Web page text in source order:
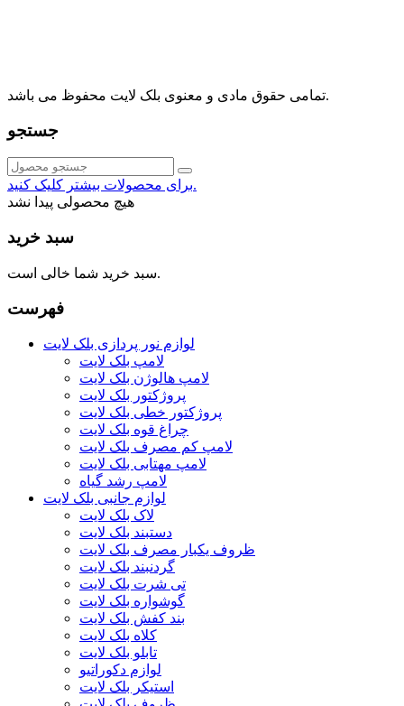
تمامی حقوق مادی و معنوی بلک لایت محفوظ می باشد.
جستجو
برای محصولات بیشتر کلیک کنید.
هیچ محصولی پیدا نشد
سبد خرید
سبد خرید شما خالی است.
فهرست
لوازم نور پردازی بلک لایت
لامپ بلک لایت
لامپ هالوژن بلک لایت
پروژکتور بلک لایت
پروژکتور خطی بلک لایت
چراغ قوه بلک لایت
لامپ کم مصرف بلک لایت
لامپ مهتابی بلک لایت
لامپ رشد گیاه
لوازم جانبی بلک لایت
لاک بلک لایت
دستبند بلک لایت
ظروف یکبار مصرف بلک لایت
گردنبند بلک لایت
تی شرت بلک لایت
گوشواره بلک لایت
بند کفش بلک لایت
کلاه بلک لایت
تابلو بلک لایت
لوازم دکوراتیو
استیکر بلک لایت